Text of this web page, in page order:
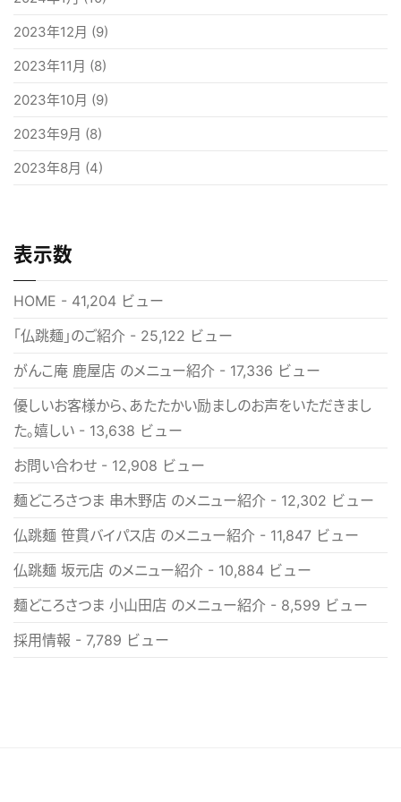
2023年12月 (9)
2023年11月 (8)
2023年10月 (9)
2023年9月 (8)
2023年8月 (4)
表示数
HOME - 41,204 ビュー
「仏跳麺」のご紹介 - 25,122 ビュー
がんこ庵 鹿屋店 のメニュー紹介 - 17,336 ビュー
優しいお客様から、あたたかい励ましのお声をいただきまし
た。嬉しい - 13,638 ビュー
お問い合わせ - 12,908 ビュー
麺どころさつま 串木野店 のメニュー紹介 - 12,302 ビュー
仏跳麺 笹貫バイパス店 のメニュー紹介 - 11,847 ビュー
仏跳麺 坂元店 のメニュー紹介 - 10,884 ビュー
麺どころさつま 小山田店 のメニュー紹介 - 8,599 ビュー
採用情報 - 7,789 ビュー